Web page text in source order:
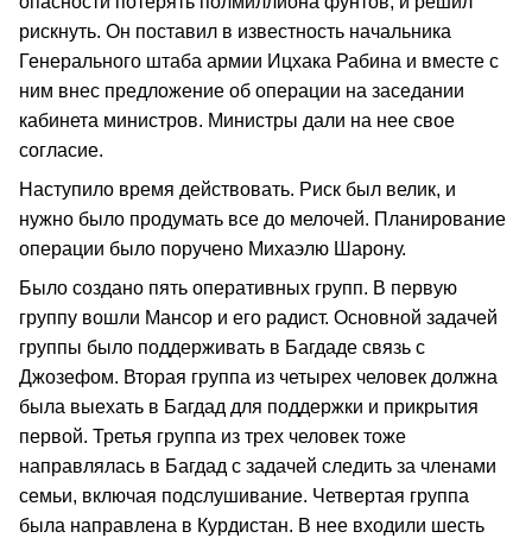
рискнуть. Он поставил в известность начальника
Генерального штаба армии Ицхака Рабина и вместе с
ним внес предложение об операции на заседании
кабинета министров. Министры дали на нее свое
согласие.
Наступило время действовать. Риск был велик, и
нужно было продумать все до мелочей. Планирование
операции было поручено Михаэлю Шарону.
Было создано пять оперативных групп. В первую
группу вошли Мансор и его радист. Основной задачей
группы было поддерживать в Багдаде связь с
Джозефом. Вторая группа из четырех человек должна
была выехать в Багдад для поддержки и прикрытия
первой. Третья группа из трех человек тоже
направлялась в Багдад с задачей следить за членами
семьи, включая подслушивание. Четвертая группа
была направлена в Курдистан. В нее входили шесть